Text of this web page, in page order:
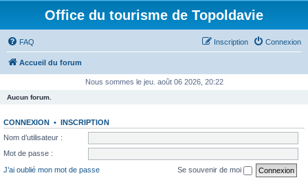
Office du tourisme de Topoldavie
FAQ Connexion
Inscription
Accueil du forum
Nous sommes le jeu. août 06 2026, 20:22
Aucun forum.
CONNEXION • INSCRIPTION
Nom d’utilisateur :
Mot de passe :
J’ai oublié mon mot de passe
Se souvenir de moi